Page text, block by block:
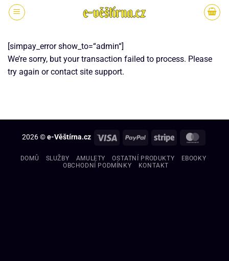
[simpay_error show_to=“admin“]
We’re sorry, but your transaction failed to process. Please
try again or contact site support.
2026 ©e-Věštírna.cz
DOMŮ SLUŽBY AMULETY OSTATNÍ PRODUKTY
EBOOKY
OBCHODNÍ PODMÍNKY
KONTAKT